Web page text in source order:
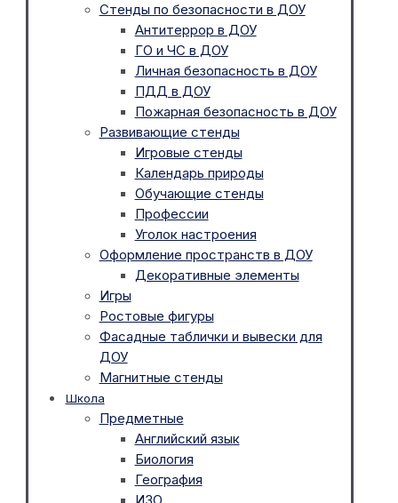
Стенды по безопасности в ДОУ
Антитеррор в ДОУ
ГО и ЧС в ДОУ
Личная безопасность в ДОУ
ПДД в ДОУ
Пожарная безопасность в ДОУ
Развивающие стенды
Игровые стенды
Календарь природы
Обучающие стенды
Профессии
Уголок настроения
Оформление пространств в ДОУ
Декоративные элементы
Игры
Ростовые фигуры
Фасадные таблички и вывески для
ДОУ
Магнитные стенды
Школа
Предметные
Английский язык
Биология
География